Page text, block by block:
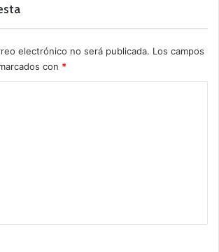
electrónico no será publicada. Los campos
con *